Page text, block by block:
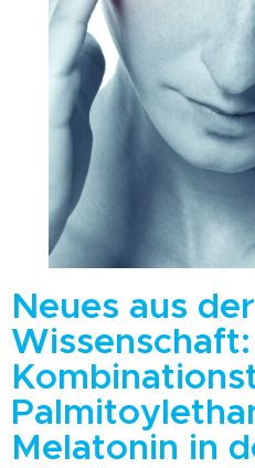
Neues aus der
Wissenschaft:
Melatonin in